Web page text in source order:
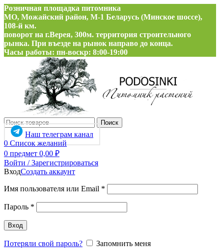
Розничная площадка питомника
МО, Можайский район, М-1 Беларусь (Минское шоссе),
108-й км.
поворот на г.Верея, 300м. территория строительного
рынка. При въезде на рынок направо до конца.
Часы работы: пн-воскр: 8:00-19:00
Поиск
Наш телеграм канал
0 Список желаний
0 предмет 0,00 ₽
Войти / Зарегистрироваться
ВходСоздать аккаунт
Имя пользователя или Email *
Пароль *
Вход
Потеряли свой пароль?
Запомнить меня